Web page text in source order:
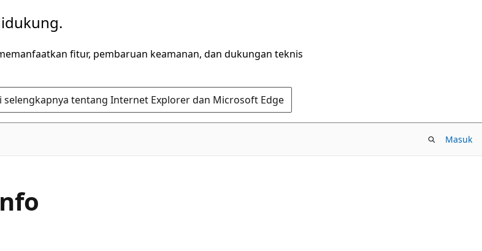
fitur, pembaruan keamanan, dan dukungan teknis
tentang Internet Explorer dan Microsoft Edge
Masuk